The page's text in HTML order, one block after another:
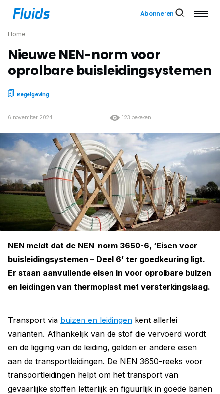
Abonneren
Home
Nieuwe NEN-norm voor
oprolbare buisleidingsystemen
Regelgeving
123 bekeken
6 november 2024
NEN meldt dat de NEN-norm 3650-6, ‘Eisen voor
buisleidingsystemen – Deel 6’ ter goedkeuring ligt.
Er staan aanvullende eisen in voor oprolbare buizen
en leidingen van thermoplast met versterkingslaag.
Transport via buizen en leidingen kent allerlei
varianten. Afhankelijk van de stof die vervoerd wordt
en de ligging van de leiding, gelden er andere eisen
aan de transportleidingen. De NEN 3650-reeks voor
transportleidingen helpt om het transport van
gevaarlijke stoffen letterlijk en figuurlijk in goede banen